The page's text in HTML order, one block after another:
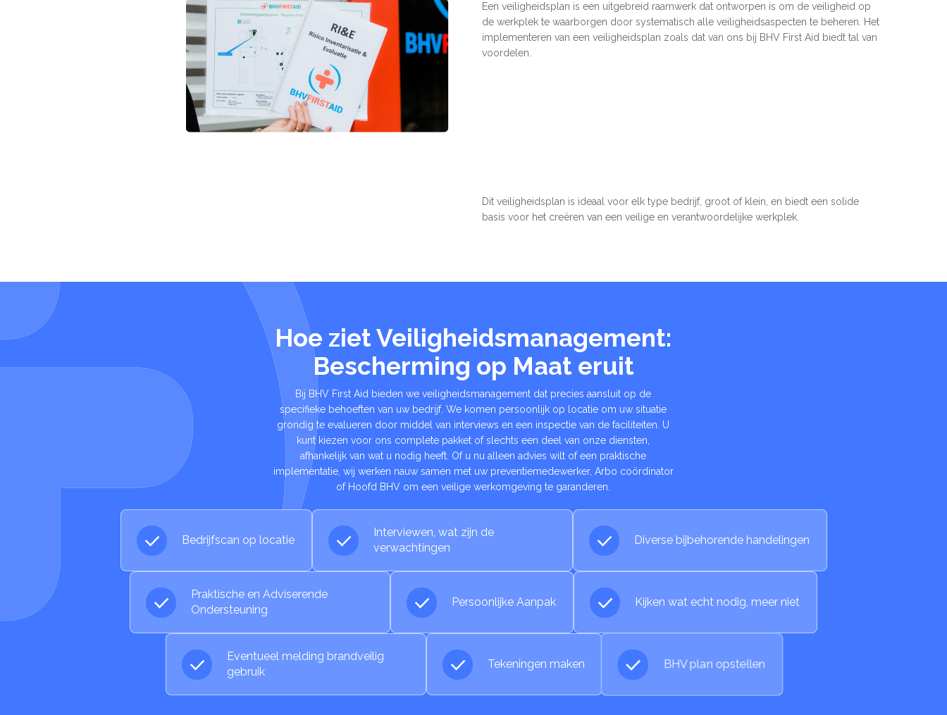
Een veiligheidsplan is een uitgebreid raamwerk dat ontworpen is om de veiligheid op
de werkplek te waarborgen door systematisch alle veiligheidsaspecten te beheren. Het
implementeren van een veiligheidsplan zoals dat van ons bij BHV First Aid biedt tal van
voordelen.
Dit veiligheidsplan is ideaal voor elk type bedrijf, groot of klein, en biedt een solide
basis voor het creëren van een veilige en verantwoordelijke werkplek.
Hoe ziet Veiligheidsmanagement:
Bescherming op Maat eruit
Bij BHV First Aid bieden we veiligheidsmanagement dat precies aansluit op de
specifieke behoeften van uw bedrijf. We komen persoonlijk op locatie om uw situatie
grondig te evalueren door middel van interviews en een inspectie van de faciliteiten. U
kunt kiezen voor ons complete pakket of slechts een deel van onze diensten,
afhankelijk van wat u nodig heeft. Of u nu alleen advies wilt of een praktische
implementatie, wij werken nauw samen met uw preventiemedewerker, Arbo coördinator
of Hoofd BHV om een veilige werkomgeving te garanderen.
Bedrijfscan op locatie
Interviewen, wat zijn de
verwachtingen
Diverse bijbehorende handelingen
Praktische en Adviserende
Ondersteuning
Persoonlijke Aanpak Kijken wat echt nodig, meer niet
Eventueel melding brandveilig
gebruik
Tekeningen maken BHV plan opstellen